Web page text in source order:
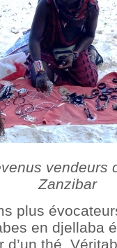
vendeurs
Zanzibar
plus
en djellaba
thé.